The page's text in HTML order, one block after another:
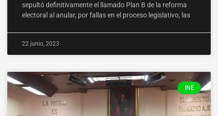
sepultó definitivamente el llamado Plan B de la reforma
electoral al anular, por fallas en el proceso legislativo, las
22 junio, 2023
INE